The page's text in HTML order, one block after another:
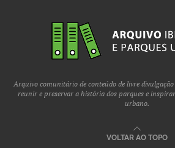
Arquivo comunitário de conteúdo de livre
reunir e preservar a história dos parques e
urbano.
VOLTAR AO TOPO